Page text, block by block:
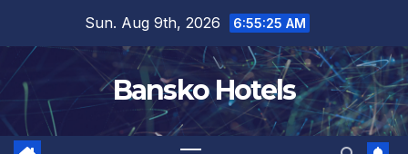
content
Sun. Aug 9th, 2026 6:55:26 AM
Bansko Hotels